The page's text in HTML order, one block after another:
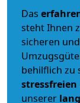
Das
steht Ihnen
sicheren
behilflich zu
stressfreien
unserer